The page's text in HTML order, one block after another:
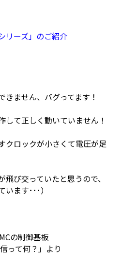
リーズ」のご紹介
ません、バグってます！
して正しく動いていません！
クロックが小さくて電圧が足
飛び交っていたと思うので、
ます･･･）
の制御基板
って何？」より